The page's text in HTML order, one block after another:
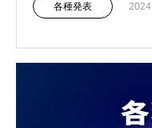
各種発表